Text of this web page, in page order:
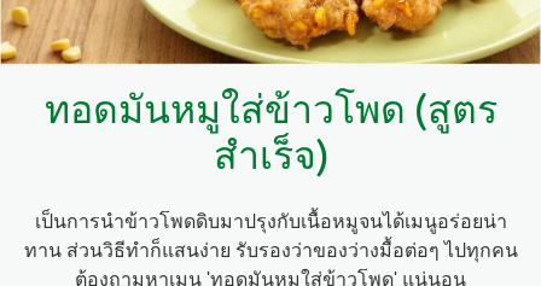
เมนูสุขภาพ
เมนูอาหารประจำภาค
ทอดมันหมูใส่ข้าวโพด (สูตร
สำเร็จ)
เป็นการนำข้าวโพดดิบมาปรุงกับเนื้อหมูจนได้เมนูอร่อยน่า
ทาน ส่วนวิธีทำก็แสนง่าย รับรองว่าของว่างมื้อต่อๆ ไปทุกคน
ต้องถามหาเมนู 'ทอดมันหมูใส่ข้าวโพด' แน่นอน